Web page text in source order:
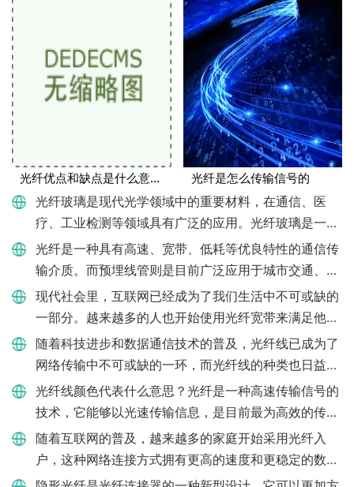
光纤优点和缺点是什么意思呀 光纤是怎么传输信号的
光纤玻璃是现代光学领域中的重要材料，在通信、医
疗、工业检测等领域具有广泛的应用。光纤玻璃是一种
特殊的玻璃材料，具有高透光率和低色散率特点。下
面，我们将深入了解光纤
光纤是一种具有高速、宽带、低耗等优良特性的通信传
输介质。而预埋线管则是目前广泛应用于城市交通、自
来水、电力、通信、供气等领域的一种管道。光纤是否
能够走预埋线管呢？
现代社会里，互联网已经成为了我们生活中不可或缺的
一部分。越来越多的人也开始使用光纤宽带来满足他们
对网络速度的需求。在家庭网络的配置中，光猫是必不
可少的一个设备，就
随着科技进步和数据通信技术的普及，光纤线已成为了
网络传输中不可或缺的一环，而光纤线的种类也日益丰
富，其中包括单模和多模两种。如何区分单模光纤和多
模光纤呢？单模光纤
光纤线颜色代表什么意思？光纤是一种高速传输信号的
技术，它能够以光速传输信息，是目前最为高效的传输
方式之一。该技术常用于电话通信、互联网、医疗领域
等方面，而在光纤传
随着互联网的普及，越来越多的家庭开始采用光纤入
户，这种网络连接方式拥有更高的速度和更稳定的数据
传输性能。在安装好光纤后，如何正确设置光纤入户路